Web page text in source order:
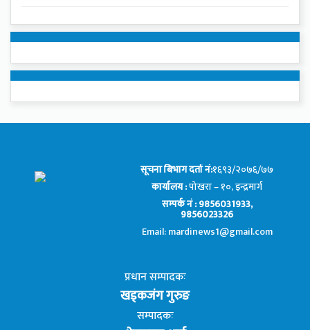
सूचना बिभाग दर्ता नं:१६९३/२०७६/७७
कार्यालय :पोखरा – १०, इन्द्रमार्ग
सम्पर्क नं : 9856031933,
9856023326
Email: mardinews1@gmail.com
प्रधान सम्पादकः
खड्कजंग गुरुङ
सम्पादकः